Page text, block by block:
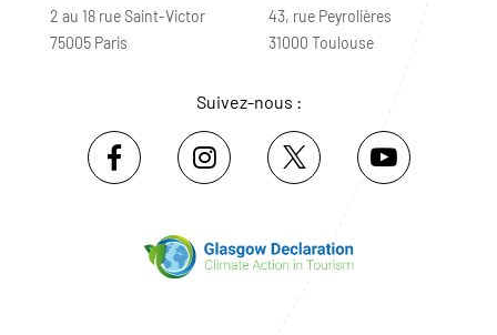
2 au 18 rue Saint-Victor
75005 Paris
43, rue Peyrolières
31000 Toulouse
Suivez-nous :